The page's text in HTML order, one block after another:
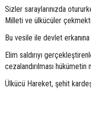
Sizler saraylarınızda
Milleti ve ülkücüler
Bu vesile ile devlet
Elim saldırıyı
cezalandırılması hükümetin
Ülkücü Hareket, şehit